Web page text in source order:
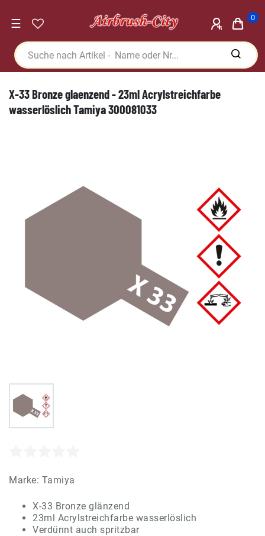
☰ 0
X-33 Bronze glaenzend - 23ml Acrylstreichfarbe
wasserlöslich Tamiya 300081033
Marke: Tamiya
X-33 Bronze glänzend
23ml Acrylstreichfarbe wasserlöslich
Verdünnt auch spritzbar